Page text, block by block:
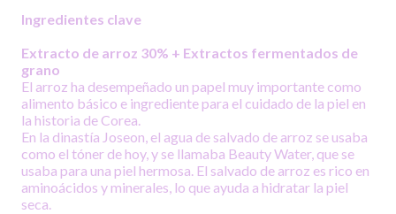
Ingredientes clave
Extracto de arroz 30% + Extractos fermentados de
grano
El arroz ha desempeñado un papel muy importante como
alimento básico e ingrediente para el cuidado de la piel en
la historia de Corea.
En la dinastía Joseon, el agua de salvado de arroz se usaba
como el tóner de hoy, y se llamaba Beauty Water, que se
usaba para una piel hermosa. El salvado de arroz es rico en
aminoácidos y minerales, lo que ayuda a hidratar la piel
seca.